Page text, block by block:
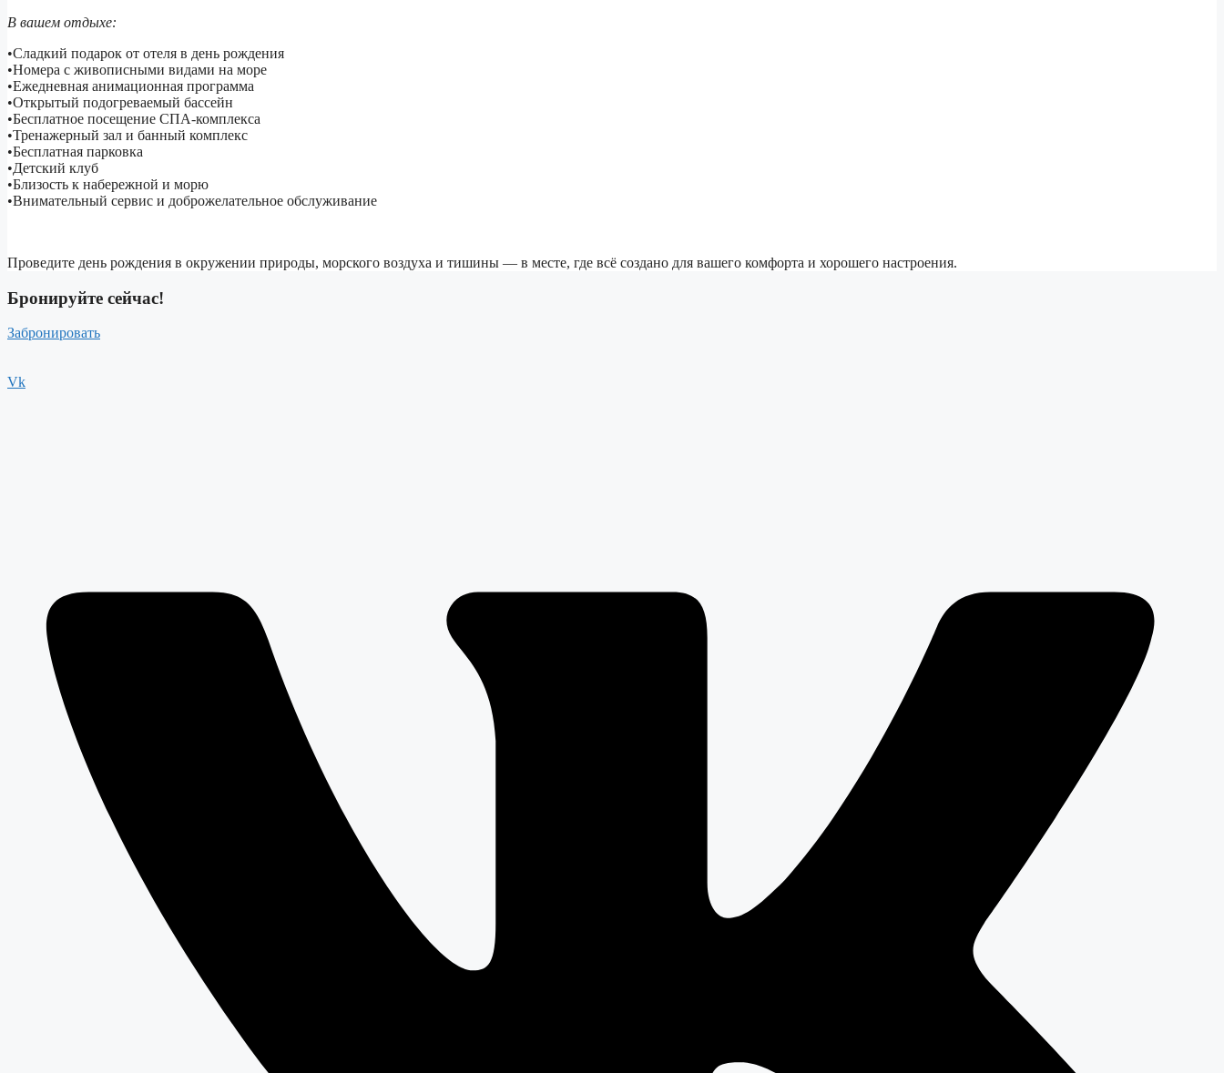
В вашем отдыхе:
•Сладкий подарок от отеля в день рождения
•Номера с живописными видами на море
•Ежедневная анимационная программа
•Открытый подогреваемый бассейн
•Бесплатное посещение СПА-комплекса
•Тренажерный зал и банный комплекс
•Бесплатная парковка
•Детский клуб
•Близость к набережной и морю
•Внимательный сервис и доброжелательное обслуживание
Проведите день рождения в окружении природы, морского воздуха и тишины — в месте, где всё создано для вашего комфорта и хорошего настроения.
Бронируйте сейчас!
Забронировать
Vk